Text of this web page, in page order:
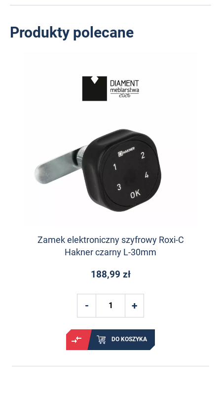
Produkty polecane
Zamek elektroniczny szyfrowy Roxi-C
Hakner czarny L-30mm
188,99 zł
DO KOSZYKA